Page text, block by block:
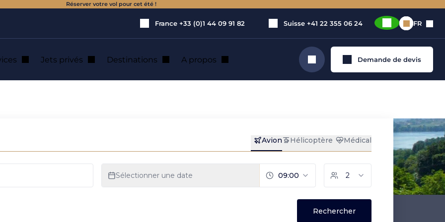
Réserver votre vol pour cet été !
France +33 (0)1 44 09 91 82 Suisse +41 22 355 06 24 FR
Jets privés Destinations A propos Rechercher Demande de devis